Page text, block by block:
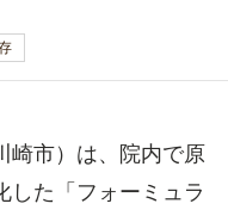
市）は、院内で原
した「フォーミュラ